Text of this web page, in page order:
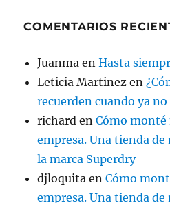
COMENTARIOS
Juanma enHasta
Leticia Martinez en
recuerden cuando ya no
richard enCómo monté
empresa. Una tienda
la marca Superdry
djloquita enCómo
empresa. Una tienda